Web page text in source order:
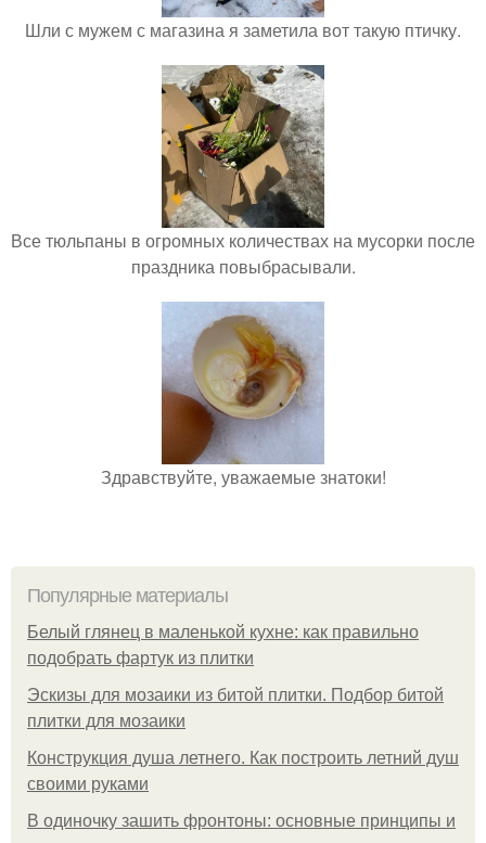
Шли с мужем с магазина я заметила вот такую птичку.
Все тюльпаны в огромных количествах на мусорки после
праздника повыбрасывали.
Здравствуйте, уважаемые знатоки!
Популярные материалы
Белый глянец в маленькой кухне: как правильно
подобрать фартук из плитки
Эскизы для мозаики из битой плитки. Подбор битой
плитки для мозаики
Конструкция душа летнего. Как построить летний душ
своими руками
В одиночку зашить фронтоны: основные принципы и